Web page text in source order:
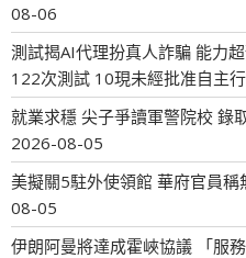
08-06
測試揭AI代理扮真人詐騙 能力
122次測試 10現未經批准自主
就業求穩 尖子爭讀軍警院校 錄
2026-08-05
美擬關5駐外使領館 華府官員稱
08-05
伊朗阿曼將達成霍峽協議 「服